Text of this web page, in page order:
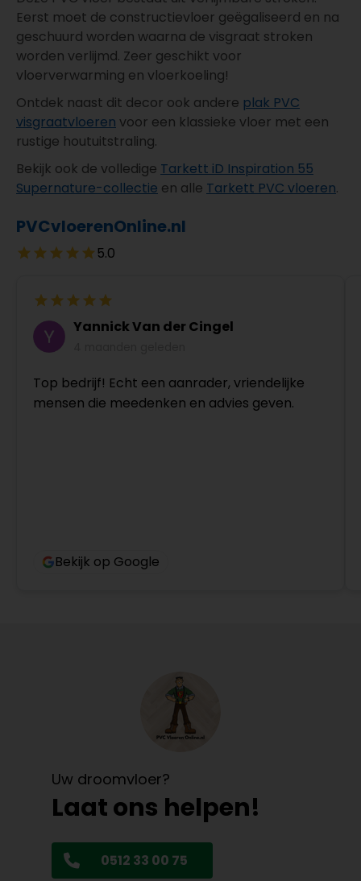
Eerst moet de constructievloer geëgaliseerd en na
geschuurd worden waarna de visgraat stroken
worden verlijmd. Zeer geschikt voor
vloerverwarming en vloerkoeling!
Ontdek naast dit decor ook andere plak PVC
visgraatvloeren voor een klassieke vloer met een
rustige houtuitstraling.
Bekijk ook de volledige Tarkett iD Inspiration 55
Supernature-collectie en alle Tarkett PVC vloeren.
PVCvloerenOnline.nl
5.0
Yannick Van der Cingel
Top bedrijf! Echt een aanrader, vriendelijke
mensen die meedenken en advies geven.
Bekijk op Google
Uw droomvloer?
Laat ons helpen!
0512 33 00 75